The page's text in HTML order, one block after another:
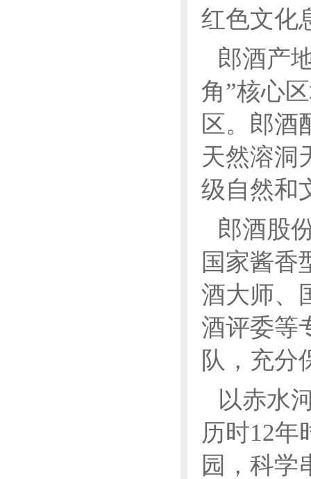
红色文化
郎酒产
角”核心
区。郎酒
天然溶洞
级自然和
郎酒股
国家酱香
酒大师、
酒评委等
队，充分
以赤水
历时12年
园，科学